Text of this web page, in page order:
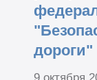
дороги"